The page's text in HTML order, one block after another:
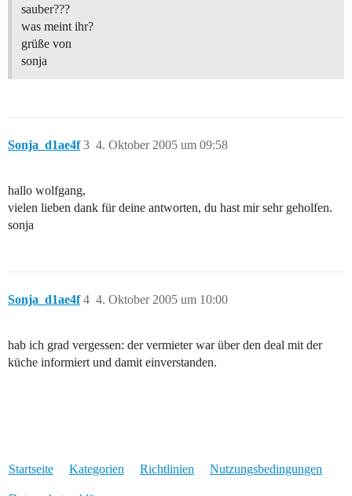
sauber???
was meint ihr?
grüße von
sonja
Sonja_d1ae4f 4. Oktober 2005 um 09:58
3
hallo wolfgang,
vielen lieben dank für deine antworten, du hast mir sehr geholfen.
sonja
Sonja_d1ae4f 4. Oktober 2005 um 10:00
4
hab ich grad vergessen: der vermieter war über den deal mit der
küche informiert und damit einverstanden.
Startseite Kategorien Richtlinien Nutzungsbedingungen